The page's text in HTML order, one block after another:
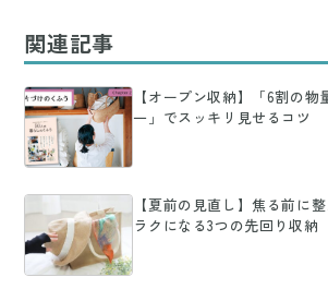
関連記事
【オープン収納】「6割の
一」でスッキリ見せるコツ
【夏前の見直し】焦る前に
ラクになる3つの先回り収納